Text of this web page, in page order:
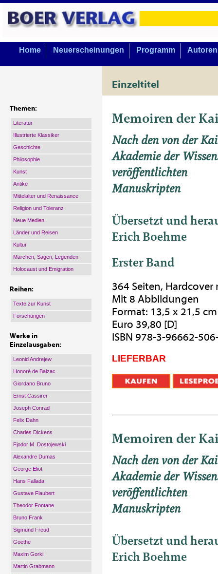
Home Neuerscheinungen Programm Autoren
Einzeltitel
Themen:
Literatur
Illustrierte Klassiker
Geschichte
Philosophie
Kunst
Antike
Mittelalter und Renaissance
Religion und Toleranz
Neue Medien
Länder und Reisen
Kultur
Märchen, Sagen, Legenden
Holocaust und Emigration
Reihen:
Texte zur Kunst
Forschungen
Werke in
Einzelausgaben:
Leonid Andrejew
Honoré de Balzac
Giordano Bruno
Ernst Cassirer
Joseph Conrad
Felix Dahn
Charles Dickens
Fjodor M. Dostojewski
Alexandre Dumas
George Eliot
Hans Fallada
Gustave Flaubert
Theodor Fontane
Bruno Frank
Sigmund Freud
Goethe
Maxim Gorki
Martin Grabmann
Memoiren der
Nach den von der
Akademie der
veröffentlichten
Manuskripten
Übersetzt und
Erich Boehme
Erster Band
364 Seiten,
Mit 8 Abbildungen
Format: 13,5 x 21,5 cm
Euro 39,80 [D]
ISBN 978-3-96662-
LIEFERBAR
Memoiren der
Nach den von der
Akademie der
veröffentlichten
Manuskripten
Übersetzt und
Erich Boehme